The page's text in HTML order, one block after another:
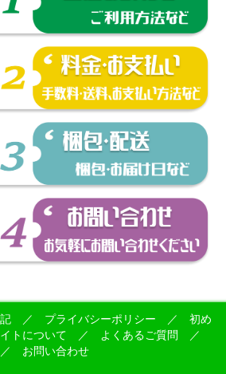
／ プライバシーポリシー ／ 初め
トについて ／ よくあるご質問 ／
お問い合わせ